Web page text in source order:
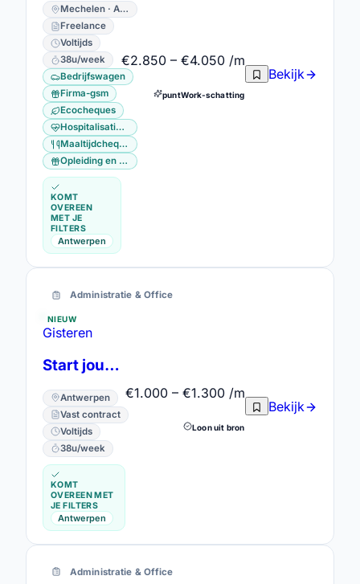
Mechelen · Antwerpen
Freelance
Voltijds
38u/week
Bedrijfswagen
Firma-gsm
Ecocheques
Hospitalisatieverzekering
Maaltijdcheques
Opleiding en vorming
KOMT
OVEREEN
MET JE
FILTERS
Antwerpen
€2.850 – €4.050 /m
puntWork-schatting
Bekijk
Administratie & Office
NIEUW
Gisteren
Start jouw avontuur als Klantendienstmedewerker in zonnig Lissabon!
Antwerpen
Vast contract
Voltijds
38u/week
KOMT
OVEREEN MET
JE FILTERS
Antwerpen
€1.000 – €1.300 /m
Loon uit bron
Bekijk
Administratie & Office